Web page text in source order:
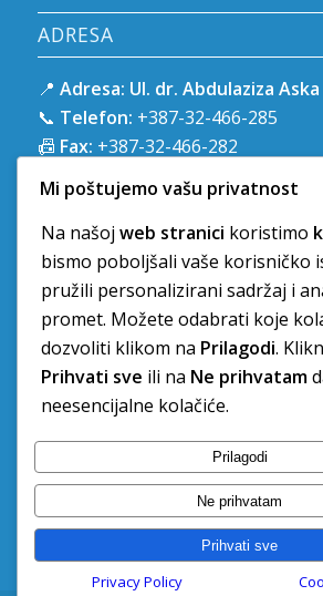
ADRESA
📍 Adresa: Ul. dr. Abdulaziza
📞 Telefon: +387-32-466-285
📠 Fax: +387-32-466-282
📧 E-mail:
kzzo.ze@zzozedo.ba
Web: www.zzozedo.ba
RADNO VRIJEME
Ponedjeljak-Petak: 7:00-16:00
Subota-Nedjelja: Ne radimo
Sve državne praznike ne radimo
Mi poštujemo vašu privatnost
Na našoj web stranici koristimo
bismo poboljšali vaše korisničko
pružili personalizirani sadržaj i
promet. Možete odabrati koje
dozvoliti klikom na Prilagodi.
Prihvati sve ili na Ne prihvatam
neesencijalne kolačiće.
Prilagodi
Ne prihvatam
Prihvati sve
Privacy Policy